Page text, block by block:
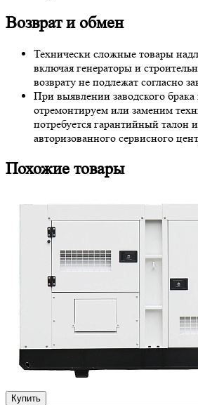
Возврат и обмен
Технически сложные товары
включая генераторы и
возврату не подлежат согласно
При выявлении заводского
отремонтируем или заменим
потребуется гарантийный талон
авторизованного сервисного
Похожие товары
Купить